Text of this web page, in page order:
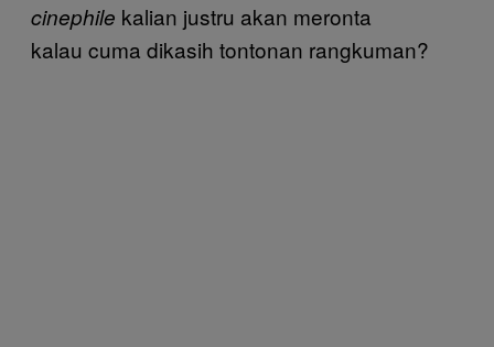
cinephile kalian justru akan meronta
kalau cuma dikasih tontonan rangkuman?